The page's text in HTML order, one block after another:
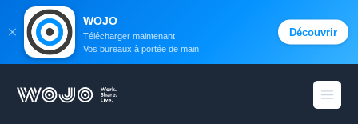
WOJO
WOJO
Télécharger maintenant
Vos bureaux à portée de main
Découvrir